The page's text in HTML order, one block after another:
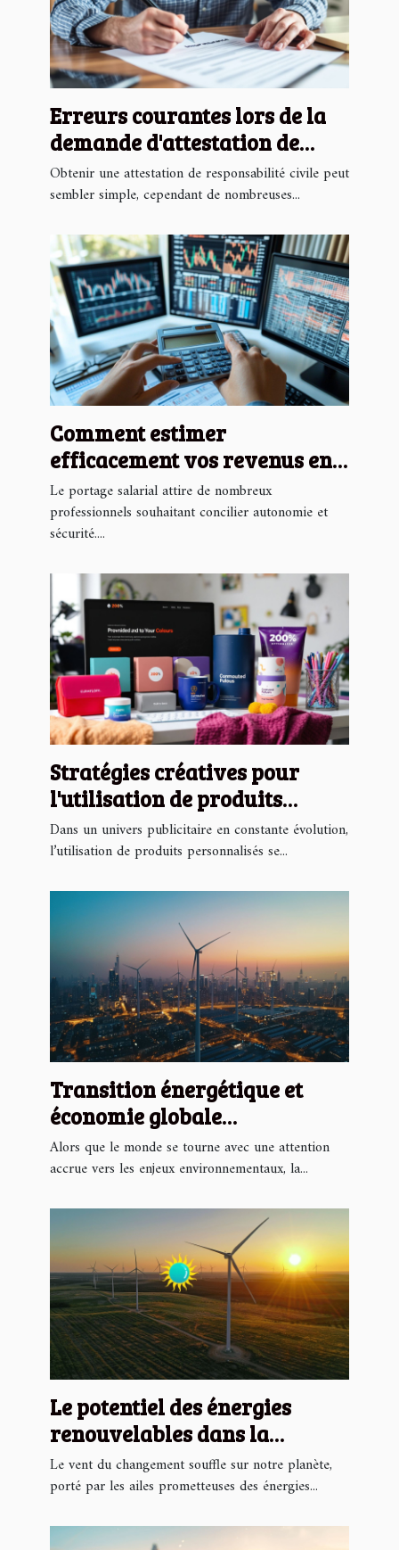
Erreurs courantes lors de la
demande d'attestation de
responsabilité civile
Obtenir une attestation de responsabilité civile peut
sembler simple, cependant de nombreuses...
Comment estimer
efficacement vos revenus en
portage salarial
Le portage salarial attire de nombreux
professionnels souhaitant concilier autonomie et
sécurité....
Stratégies créatives pour
l'utilisation de produits
personnalisés dans la
publicité
Dans un univers publicitaire en constante évolution,
l’utilisation de produits personnalisés se...
Transition énergétique et
économie globale
opportunités de croissance
dans les énergies
Alors que le monde se tourne avec une attention
accrue vers les enjeux environnementaux, la...
Le potentiel des énergies
renouvelables dans la
croissance économique
mondiale analyse sectorielle
Le vent du changement souffle sur notre planète,
porté par les ailes prometteuses des énergies...